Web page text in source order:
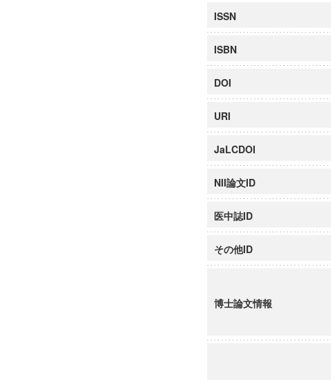
ISSN
ISBN
DOI
URI
JaLCDOI
NII論文ID
医中誌ID
その他ID
博士論文情報